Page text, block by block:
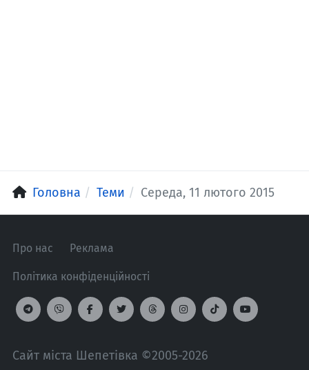
Головна Теми Середа, 11 лютого 2015
Про нас Реклама
Політика конфіденційності
Сайт міста Шепетівка ©2005-2026